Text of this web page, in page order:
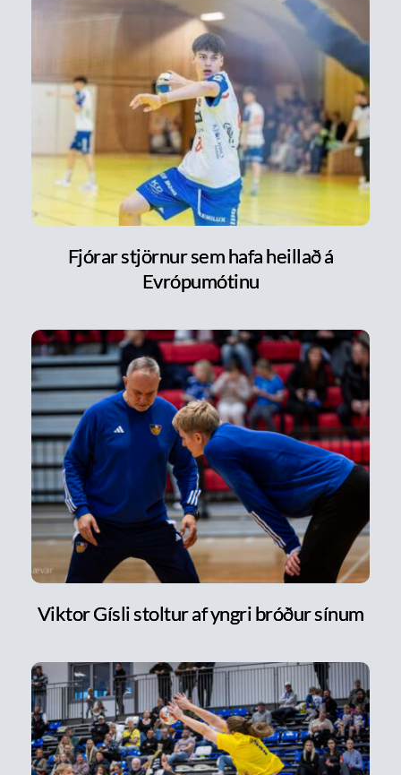
Fjórar stjörnur sem hafa heillað á
Evrópumótinu
Viktor Gísli stoltur af yngri bróður sínum